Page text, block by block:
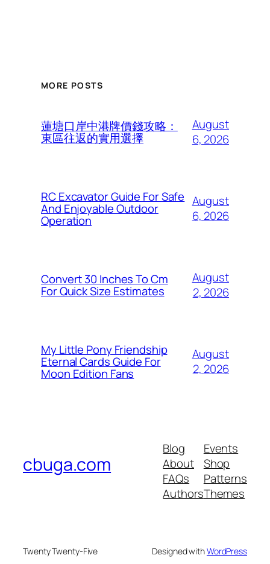
MORE POSTS
蓮塘口岸中港牌價錢攻略：
東區往返的實用選擇
August
6, 2026
RC Excavator Guide For Safe
And Enjoyable Outdoor
Operation
August
6, 2026
Convert 30 Inches To Cm
For Quick Size Estimates
August
2, 2026
My Little Pony Friendship
Eternal Cards Guide For
Moon Edition Fans
August
2, 2026
cbuga.com
Blog
About
FAQs
Authors
Events
Shop
Patterns
Themes
Twenty Twenty-Five Designed withWordPress